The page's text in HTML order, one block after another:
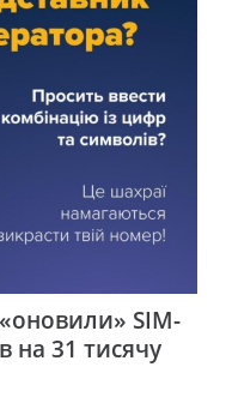
SIM-
на 31 тисячу